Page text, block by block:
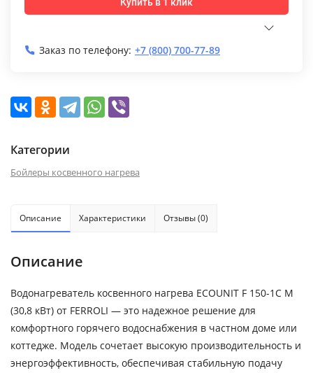
Заказ по телефону: +7 (800) 700-77-89
Категории
Бойлеры косвенного нагрева
Описание Характеристики Отзывы (0)
Описание
Водонагреватель косвенного нагрева ECOUNIT F 150-1C М
(30,8 кВт) от FERROLI — это надежное решение для
комфортного горячего водоснабжения в частном доме или
коттедже. Модель сочетает высокую производительность и
энергоэффективность, обеспечивая стабильную подачу